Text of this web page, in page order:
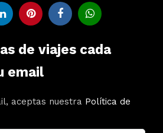
de viajes cada
email
aceptas nuestra Política de